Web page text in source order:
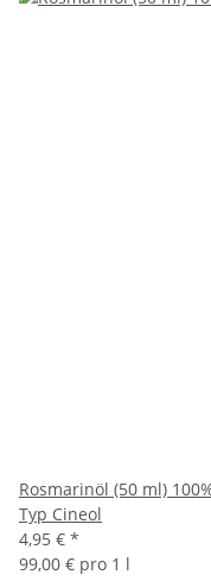
Rosmarinöl (50 ml)
Typ Cineol
4,95 € *
99,00 € pro 1 l